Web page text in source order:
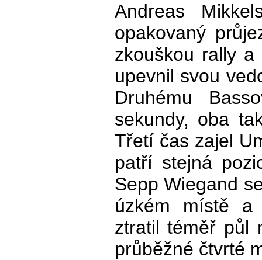
Andreas
opakovaný
zkouškou rally a
upevnil svou
Druhému
sekundy, oba
Třetí čas zajel
patří stejná
Sepp Wiegand
úzkém místě a
ztratil téměř půl
průběžné čtvrté